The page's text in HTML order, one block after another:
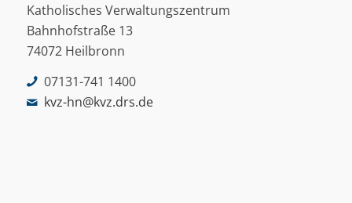
Katholisches Verwaltungszentrum
Bahnhofstraße 13
74072 Heilbronn
07131-741 1400
kvz-hn@kvz.drs.de